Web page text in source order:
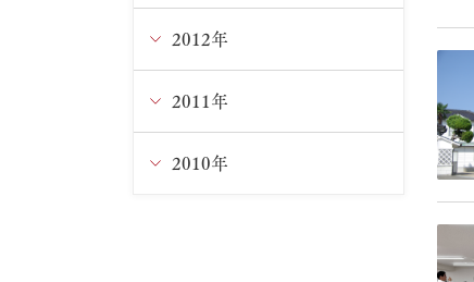
7月
8月
7月
9月
8月
6月
10月
9月
8月
11月
9月
8月
12月
11月
10月
2012年
12月
11月
2011年
12月
2010年